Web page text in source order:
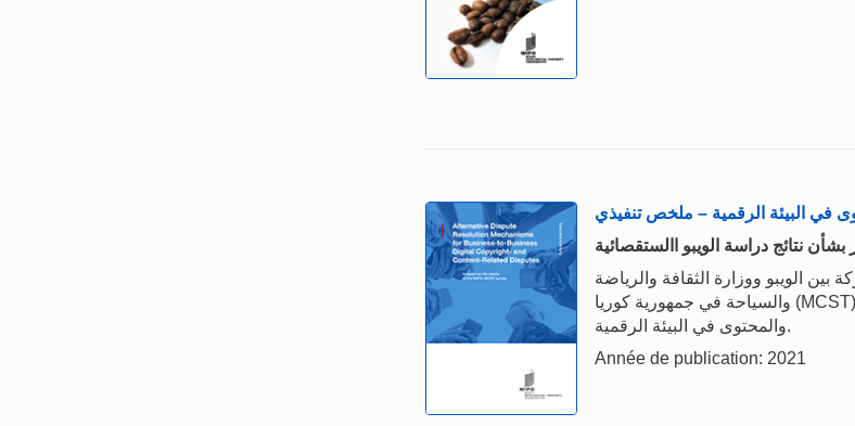
في البيئة الرقمية – ملخص تنفيذي
بشأن نتائج دراسة الويبو االستقصائية
الويبو ووزارة الثقافة والرياضة
والسياحة في جمهورية كوريا (MCST) حول الآليات البديلة لتسوية المنازعات بين المؤسسات بشأن حق المؤلف
والمحتوى في البيئة الرقمية.
Année de publication: 2021